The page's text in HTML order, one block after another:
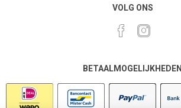
VOLG ONS
BETAALMOGELIJKHEDEN